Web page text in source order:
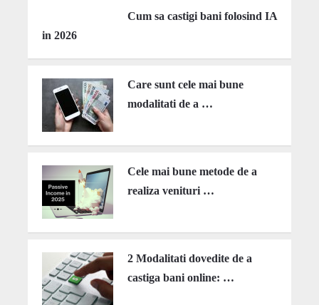
Cum sa castigi bani folosind IA
in 2026
Care sunt cele mai bune
modalitati de a …
Cele mai bune metode de a
realiza venituri …
2 Modalitati dovedite de a
castiga bani online: …